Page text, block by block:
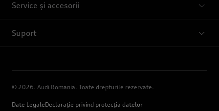
Service și accesorii
Suport
© 2026. Audi Romania. Toate drepturile rezervate.
Date LegaleDeclarație privind protecția datelor